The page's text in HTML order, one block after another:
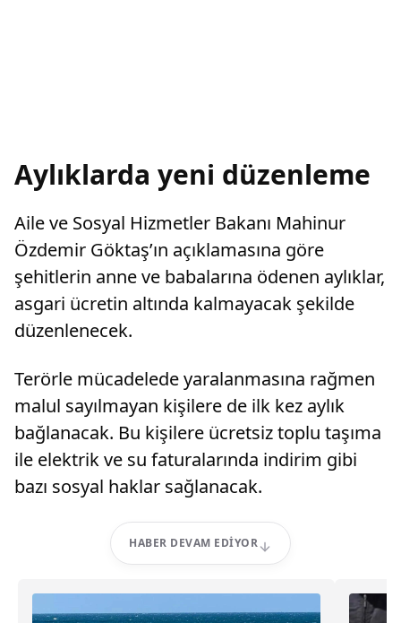
Aylıklarda yeni düzenleme
Aile ve Sosyal Hizmetler Bakanı Mahinur
Özdemir Göktaş’ın açıklamasına göre
şehitlerin anne ve babalarına ödenen aylıklar,
asgari ücretin altında kalmayacak şekilde
düzenlenecek.
Terörle mücadelede yaralanmasına rağmen
malul sayılmayan kişilere de ilk kez aylık
bağlanacak. Bu kişilere ücretsiz toplu taşıma
ile elektrik ve su faturalarında indirim gibi
bazı sosyal haklar sağlanacak.
HABER DEVAM EDIYOR